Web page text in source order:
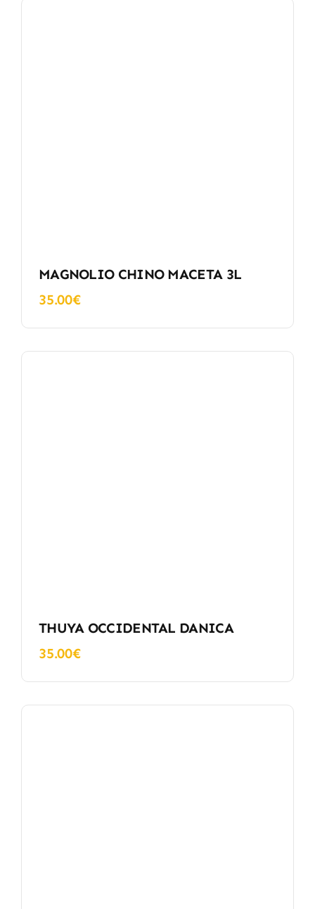
MAGNOLIO CHINO MACETA 3L
35.00€
THUYA OCCIDENTAL DANICA
35.00€